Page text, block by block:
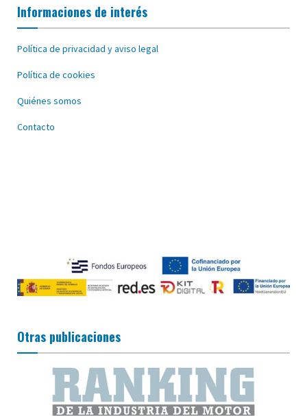
Informaciones de interés
Política de privacidad y aviso legal
Política de cookies
Quiénes somos
Contacto
Otras publicaciones